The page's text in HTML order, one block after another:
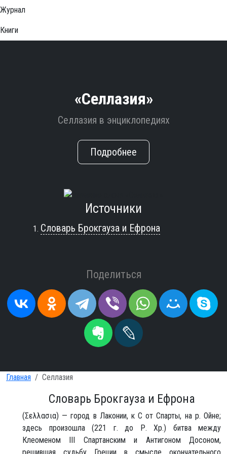
Журнал
Книги
«Селлазия»
Селлазия в энциклопедиях
Подробнее
Источники
Словарь Брокгауза и Ефрона
Поделиться
Главная Селлазия
Словарь Брокгауза и Ефрона
(Σελλασια) — город в Лаконии, к С от Спарты, на р. Ойне;
здесь произошла (221 г. до Р. Хр.) битва между
Клеоменом III Спартанским и Антигоном Досоном,